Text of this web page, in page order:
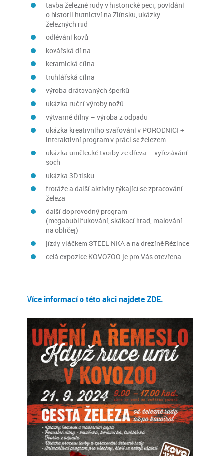
tavba železné rudy v historické peci, povídání
o historii hutnictví na Zlínsku, ukázky
železných rud
odlévání kovů
kovářská dílna
keramická dílna
truhlářská dílna
výroba drátovaných šperků
ukázka ruční výroby nožů
výtvarné dílny – výroba z odpadu
ukázka kreativního svařování v PORODNICI +
interaktivní program v práci se železem
ukázka umělecké tvorby ze dřeva – vyřezávání
soch
ukázka 3D tisku
frotáže a další aktivity týkající se zpracování
železa
další doprovodný program
(megabublifukování, skákací hrad, malování
na obličej)
jízdy vláčkem STEELINKA a na drezíně Rézince
celá expozice KOVOZOO je pro Vás otevřena
Více informací o této akci najdete ZDE.